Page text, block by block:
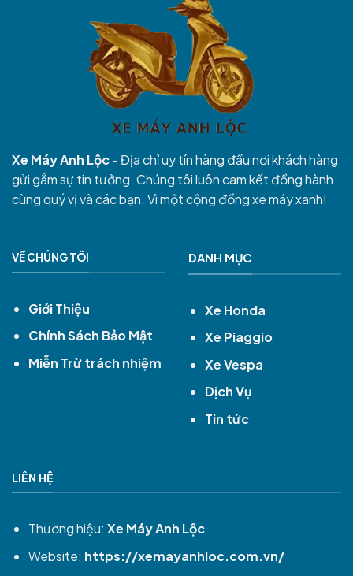
Xe Máy Anh Lộc- Địa chỉ uy tín hàng đầu nơi khách hàng
gửi gắm sự tin tưởng. Chúng tôi luôn cam kết đồng hành
cùng quý vị và các bạn. Vì một cộng đồng xe máy xanh!
VỀ CHÚNG TÔI
Giới Thiệu
Chính Sách Bảo Mật
Miễn Trừ trách nhiệm
DANH MỤC
Xe Honda
Xe Piaggio
Xe Vespa
Dịch Vụ
Tin tức
LIÊN HỆ
Thương hiệu: Xe Máy Anh Lộc
Website: https://xemayanhloc.com.vn/